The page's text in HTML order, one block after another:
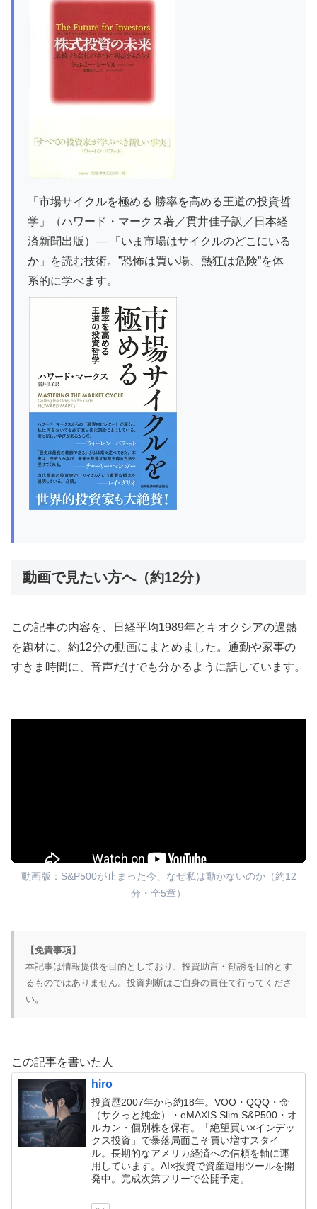
「市場サイクルを極める 勝率を高める王道の投資哲
学」（ハワード・マークス著／貫井佳子訳／日本経
済新聞出版）— 「いま市場はサイクルのどこにいる
か」を読む技術。”恐怖は買い場、熱狂は危険”を体
系的に学べます。
動画で見たい方へ（約12分）
この記事の内容を、日経平均1989年とキオクシアの過熱
を題材に、約12分の動画にまとめました。通勤や家事の
すきま時間に、音声だけでも分かるように話しています。
動画版：S&P500が止まった今、なぜ私は動かないのか（約12
分・全5章）
【免責事項】
本記事は情報提供を目的としており、投資助言・勧誘を目的とす
るものではありません。投資判断はご自身の責任で行ってくださ
い。
この記事を書いた人
hiro
投資歴2007年から約18年。VOO・QQQ・金
（サクっと純金）・eMAXIS Slim S&P500・オ
ルカン・個別株を保有。「絶望買い×インデッ
クス投資」で暴落局面こそ買い増すスタイ
ル。長期的なアメリカ経済への信頼を軸に運
用しています。AI×投資で資産運用ツールを開
発中。完成次第フリーで公開予定。